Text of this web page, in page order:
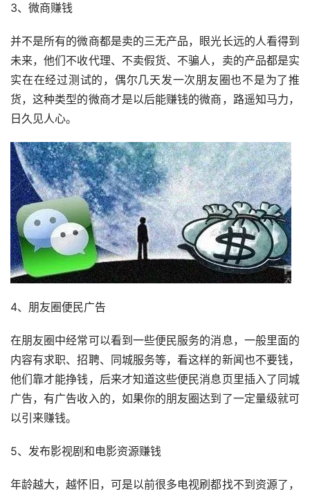
3、微商赚钱
并不是所有的微商都是卖的三无产品，眼光长远的人看得到
未来，他们不收代理、不卖假货、不骗人，卖的产品都是实
实在在经过测试的，偶尔几天发一次朋友圈也不是为了推
货，这种类型的微商才是以后能赚钱的微商，路遥知马力，
日久见人心。
4、朋友圈便民广告
在朋友圈中经常可以看到一些便民服务的消息，一般里面的
内容有求职、招聘、同城服务等，看这样的新闻也不要钱，
他们靠才能挣钱，后来才知道这些便民消息页里插入了同城
广告，有广告收入的，如果你的朋友圈达到了一定量级就可
以引来赚钱。
5、发布影视剧和电影资源赚钱
年龄越大，越怀旧，可是以前很多电视刷都找不到资源了，